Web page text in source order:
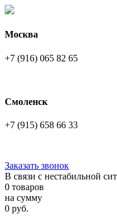
Москва
+7 (916) 065 82 65
Смоленск
+7 (915) 658 66 33
Заказать звонок
В связи с нестабильной
0 товаров
на сумму
0 руб.